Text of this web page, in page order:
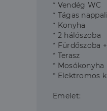
* Vendég WC
* Tágas
* Konyha
* 2 hálószoba
* Fürdőszoba
* Terasz
* Mosókonyha
* Elektromos
Emelet: